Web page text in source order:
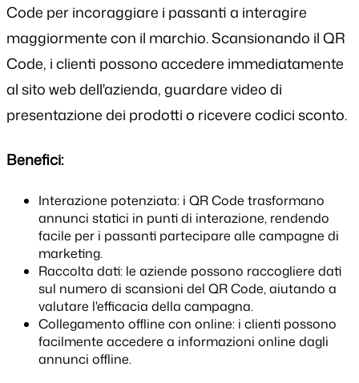
Code per incoraggiare i passanti a interagire
maggiormente con il marchio. Scansionando il QR
Code, i clienti possono accedere immediatamente
al sito web dell'azienda, guardare video di
presentazione dei prodotti o ricevere codici sconto.
Benefici:
Interazione potenziata: i QR Code trasformano
annunci statici in punti di interazione, rendendo
facile per i passanti partecipare alle campagne di
marketing.
Raccolta dati: le aziende possono raccogliere dati
sul numero di scansioni del QR Code, aiutando a
valutare l'efficacia della campagna.
Collegamento offline con online: i clienti possono
facilmente accedere a informazioni online dagli
annunci offline.